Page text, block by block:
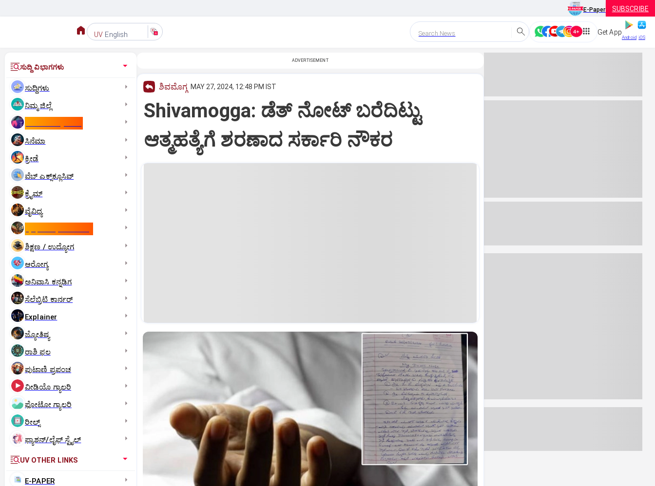
E-Paper SUBSCRIBE
UV English Search News Get App
Android iOS
ಸುದ್ದಿ ವಿಭಾಗಗಳು
ಸುದ್ದಿಗಳು
ನಿಮ್ಮ ಜಿಲ್ಲೆ
ಸಿನೆಮಾ
ಕ್ರೀಡೆ
ವೆಬ್ ಎಕ್ಸ್‌ಕ್ಲೂಸಿವ್
ಕ್ರೈಮ್
ವೈವಿಧ್ಯ
ಶಿಕ್ಷಣ / ಉದ್ಯೋಗ
ಆರೋಗ್ಯ
ಅನಿವಾಸಿ ಕನ್ನಡಿಗ
ಸೆಲೆಬ್ರಿಟಿ ಕಾರ್ನರ್‌
Explainer
ಜ್ಯೋತಿಷ್ಯ
ರಾಶಿ ಫಲ
ಪುಟಾಣಿ ಪ್ರಪಂಚ
ವೀಡಿಯೊ ಗ್ಯಾಲರಿ
ಫೋಟೋ ಗ್ಯಾಲರಿ
ರೀಲ್ಸ್
ಫ್ಯಾಶನ್/ಲೈಫ್‌ ಸ್ಟೈಲ್
UV OTHER LINKS
E-PAPER
ADVERTISEMENT
ಶಿವಮೊಗ್ಗ MAY 27, 2024, 12:48 PM IST
Shivamogga: ಡೆತ್ ನೋಟ್ ಬರೆದಿಟ್ಟು
ಆತ್ಮಹತ್ಯೆಗೆ ಶರಣಾದ ಸರ್ಕಾರಿ ನೌಕರ